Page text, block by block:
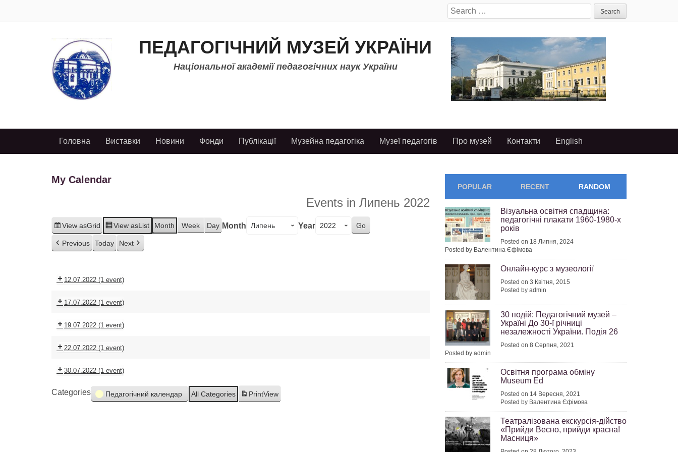
Search
for:
ПЕДАГОГІЧНИЙ МУЗЕЙ УКРАЇНИ
Національної академії педагогічних наук України
Головна Виставки Новини Фонди Публікації Музейна педагогіка Музеї педагогів Про музей Контакти English
My Calendar
Events in Липень 2022
View asGrid View asList Month Week Day Month Year
Previous Today Next
12.07.2022 (1 event)
17.07.2022 (1 event)
19.07.2022 (1 event)
22.07.2022 (1 event)
30.07.2022 (1 event)
Categories Педагогічний календар All Categories PrintView
POPULAR RECENT RANDOM
Візуальна освітня спадщина:
педагогічні плакати 1960-1980-х
років
Posted on 18 Липня, 2024
Posted by Валентина Єфімова
Онлайн-курс з музеології
Posted on 3 Квітня, 2015
Posted by admin
30 подій: Педагогічний музей –
Україні До 30-ї річниці
незалежності України. Подія 26
Posted on 8 Серпня, 2021
Posted by admin
Освітня програма обміну
Museum Ed
Posted on 14 Вересня, 2021
Posted by Валентина Єфімова
Театралізована екскурсія-дійство
«Прийди Весно, прийди красна!
Масниця»